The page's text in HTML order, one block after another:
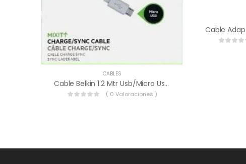
CABLES
Cable Belkin 1.2 Mtr Usb/micro Usb Blanco F2cu012bt04-Wht.
( 0 Valoraciones )